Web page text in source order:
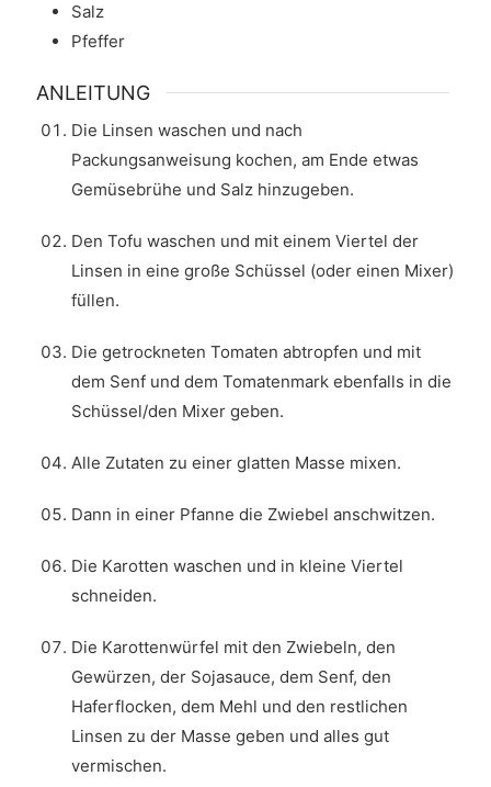
Salz
Pfeffer
ANLEITUNG
Die Linsen waschen und nach
Packungsanweisung kochen, am Ende etwas
Gemüsebrühe und Salz hinzugeben.
Den Tofu waschen und mit einem Viertel der
Linsen in eine große Schüssel (oder einen Mixer)
füllen.
Die getrockneten Tomaten abtropfen und mit
dem Senf und dem Tomatenmark ebenfalls in die
Schüssel/den Mixer geben.
Alle Zutaten zu einer glatten Masse mixen.
Dann in einer Pfanne die Zwiebel anschwitzen.
Die Karotten waschen und in kleine Viertel
schneiden.
Die Karottenwürfel mit den Zwiebeln, den
Gewürzen, der Sojasauce, dem Senf, den
Haferflocken, dem Mehl und den restlichen
Linsen zu der Masse geben und alles gut
vermischen.